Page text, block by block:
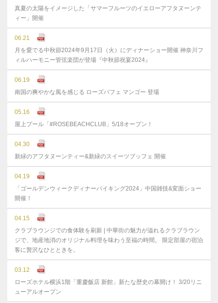
真夏の太陽をイメージした「サマーフルーツのイエローアフタヌーンテ
ィー」開催
06.21
月を愛でる中秋節2024年9月17日（火）にディナーショー開催 神奈川フ
ィルハーモニー管弦楽団が登場『中秋節祝宴2024』
06.19
南国の爽やかな風を感じる ローズパフェ マンゴー 登場
05.16
屋上プール「#ROSEBEACHCLUB」5/18オープン！
04.30
新緑のアフタヌーンティー&新緑のスイーツブッフェ 開催
04.19
「ゴールデンウィークディナーバイキング2024」中国雑技&変面ショー
開催！
04.15
クラブラウンジでの食体験を刷新 | 中華街の魅力が溢れるクラブラウン
ジで、地産地消のオリジナル料理を味わう至福の時間。 限定部屋の宿泊
客に贅沢なひとときを。
03.12
ローズホテル横浜1階「重慶飯店 新館」新たな歴史の幕開け！ 3/20リニ
ューアルオープン